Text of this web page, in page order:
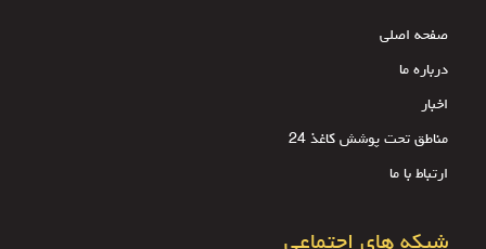
صفحه اصلی
درباره ما
اخبار
مناطق تحت پوشش کاغذ 24
ارتباط با ما
شبکه های اجتماعی